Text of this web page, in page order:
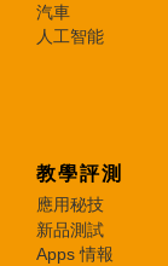
汽車
人工智能
教學評測
應用秘技
新品測試
Apps 情報